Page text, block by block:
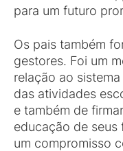
para um futuro
Os pais também
gestores. Foi um
relação ao
das atividades
e também de
educação de seus
um compromisso